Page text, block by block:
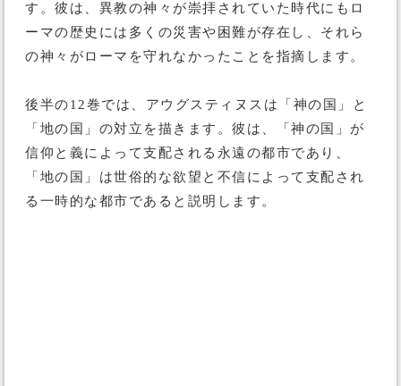
す。彼は、異教の神々が崇拝されていた時代にもロ
ーマの歴史には多くの災害や困難が存在し、それら
の神々がローマを守れなかったことを指摘します。
後半の12巻では、アウグスティヌスは「神の国」と
「地の国」の対立を描きます。彼は、「神の国」が
信仰と義によって支配される永遠の都市であり、
「地の国」は世俗的な欲望と不信によって支配され
る一時的な都市であると説明します。